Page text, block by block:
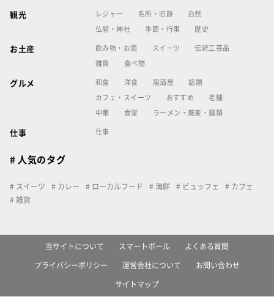
観光 レジャー 名所・旧跡 自然
仏閣・神社 季節・行事 歴史
お土産 飲み物・お酒 スイーツ 伝統工芸品
雑貨 食べ物
グルメ 和食 洋食 居酒屋 話題
カフェ・スイーツ おすすめ 老舗
中華 食堂 ラーメン・蕎麦・麺類
仕事 仕事
# 人気のタグ
スイーツ カレー ローカルフード 海鮮 ビュッフェ
カフェ
雑貨
当サイトについて スマートポール よくある質問
プライバシーポリシー 運営会社について お問い合わせ
サイトマップ